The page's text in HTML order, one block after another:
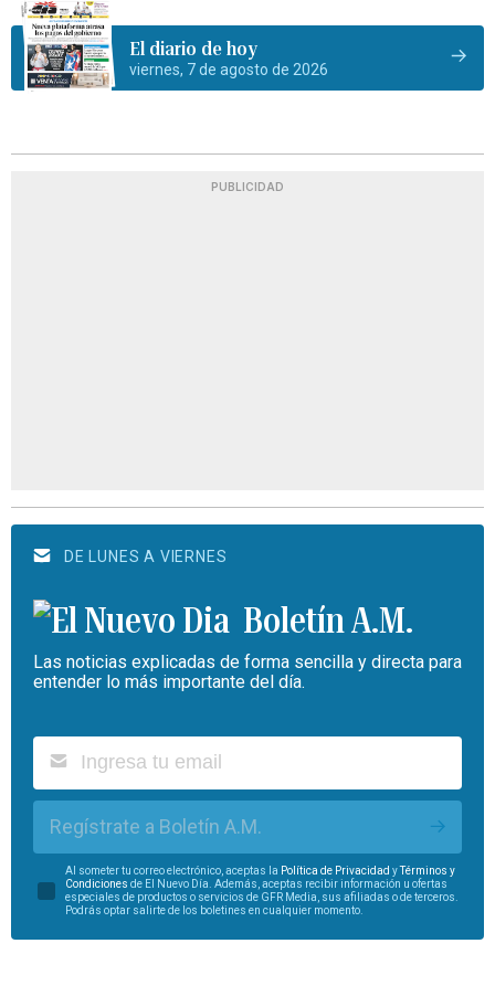
El diario de hoy
viernes, 7 de agosto de 2026
PUBLICIDAD
DE LUNES A VIERNES
Boletín A.M.
Las noticias explicadas de forma sencilla y directa para
entender lo más importante del día.
Regístrate a Boletín A.M.
Al someter tu correo electrónico, aceptas la Política de Privacidad yTérminos y
Condiciones de El Nuevo Día. Además, aceptas recibir información u ofertas
especiales de productos o servicios de GFR Media, sus afiliadas o de terceros.
Podrás optar salirte de los boletines en cualquier momento.